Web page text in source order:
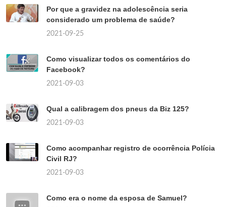
Por que a gravidez na adolescência seria
considerado um problema de saúde?
2021-09-25
Como visualizar todos os comentários do
Facebook?
2021-09-03
Qual a calibragem dos pneus da Biz 125?
2021-09-03
Como acompanhar registro de ocorrência Polícia
Civil RJ?
2021-09-03
Como era o nome da esposa de Samuel?